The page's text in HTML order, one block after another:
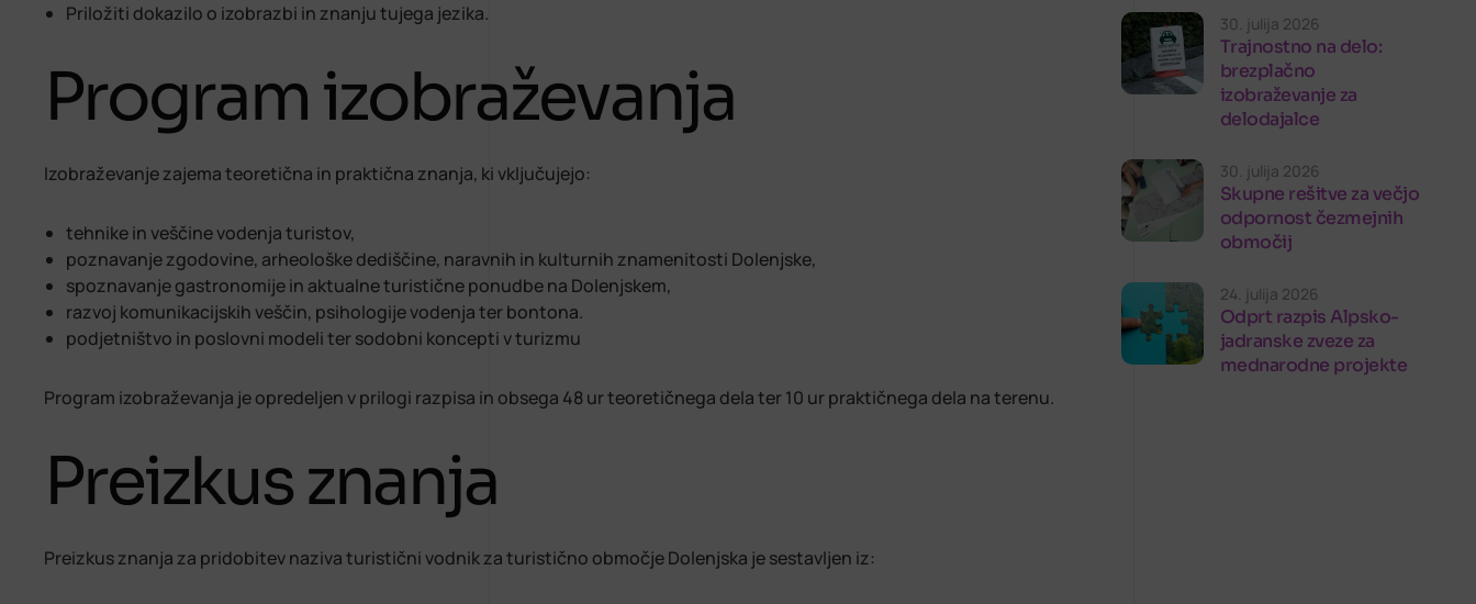
Priložiti dokazilo o izobrazbi in znanju tujega jezika.
Program izobraževanja
Izobraževanje zajema teoretična in praktična znanja, ki vključujejo:
tehnike in veščine vodenja turistov,
poznavanje zgodovine, arheološke dediščine, naravnih in kulturnih znamenitosti Dolenjske,
spoznavanje gastronomije in aktualne turistične ponudbe na Dolenjskem,
razvoj komunikacijskih veščin, psihologije vodenja ter bontona.
podjetništvo in poslovni modeli ter sodobni koncepti v turizmu
Program izobraževanja je opredeljen v prilogi razpisa in obsega 48 ur teoretičnega dela ter 10 ur praktičnega dela na terenu.
Preizkus znanja
Preizkus znanja za pridobitev naziva turistični vodnik za turistično območje Dolenjska je sestavljen iz:
30. julija 2026
Trajnostno na delo:
brezplačno
izobraževanje za
delodajalce
30. julija 2026
Skupne rešitve za večjo
odpornost čezmejnih
območij
24. julija 2026
Odprt razpis Alpsko-
jadranske zveze za
mednarodne projekte